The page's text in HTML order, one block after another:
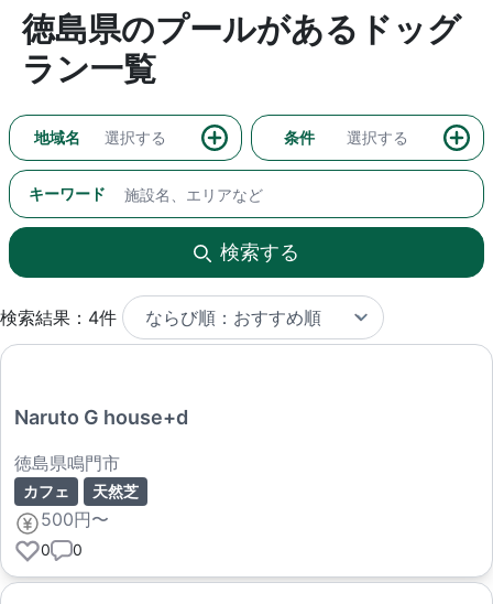
徳島県のプールがあるドッグ
ラン一覧
地域名 選択する 条件 選択する
キーワード
検索する
検索結果：4件
Naruto G house+d
徳島県鳴門市
カフェ 天然芝
500円〜
0 0